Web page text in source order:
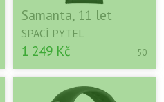
Samanta, 11 let
SPACÍ PYTEL
1 249 Kč 50